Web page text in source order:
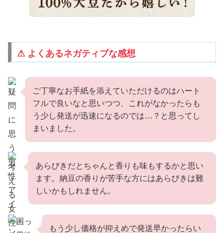
⚠ よくあるネガティブな感想
ご丁寧なお手紙を添えていただけるのはハート
フルで良いなと思いつつ、これがなかったらも
う少し発送が迅速になるのでは…？と思ってし
まいました。
あらびきだとちゃんと香りも味もするかと思い
ます。納豆の香りが苦手な方にはあらびきは難
しいかもしれません。
もう少し価格が抑えめで発送早かったらい